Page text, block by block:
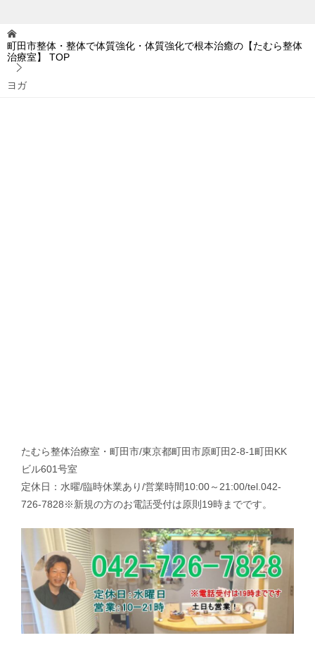
町田市整体・整体で体質強化・体質強化で根本治癒の【たむら整体
治療室】
TOP
ヨガ
たむら整体治療室・町田市/東京都町田市原町田2-8-1町田KK
ビル601号室
定休日：水曜/臨時休業あり/営業時間10:00～21:00/tel.042-
726-7828※新規の方のお電話受付は原則19時までです。